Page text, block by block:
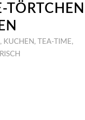
TÖRTCHEN
, KUCHEN , TEA-TIME,